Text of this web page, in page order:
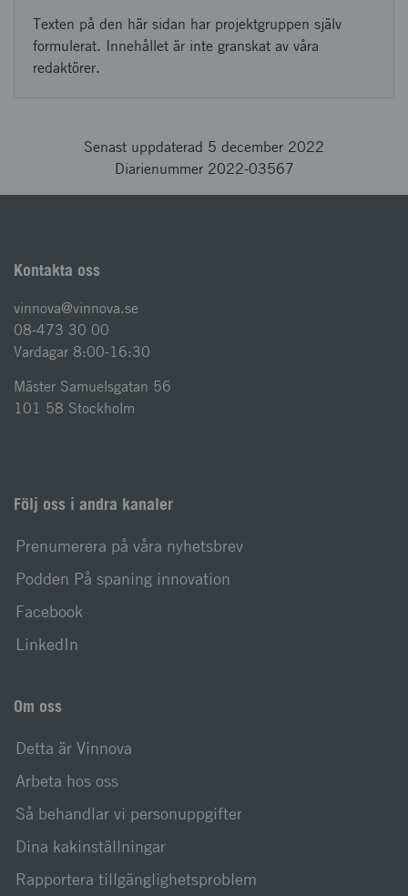
Texten på den här sidan har projektgruppen själv
formulerat. Innehållet är inte granskat av våra
redaktörer.
Senast uppdaterad 5 december 2022
Diarienummer 2022-03567
Kontakta oss
vinnova@vinnova.se
08-473 30 00
Vardagar 8:00-16:30
Mäster Samuelsgatan 56
101 58 Stockholm
Följ oss i andra kanaler
Prenumerera på våra nyhetsbrev
Podden På spaning innovation
Facebook
LinkedIn
Om oss
Detta är Vinnova
Arbeta hos oss
Så behandlar vi personuppgifter
Dina kakinställningar
Rapportera tillgänglighetsproblem